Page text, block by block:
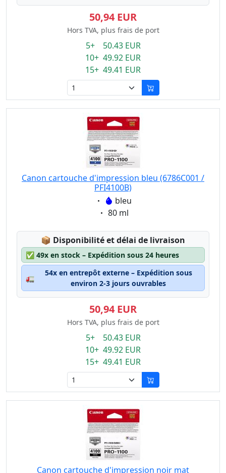
50,94 EUR
Hors TVA, plus frais de port
5+ 50.43 EUR
10+ 49.92 EUR
15+ 49.41 EUR
Canon cartouche d'impression bleu (6786C001 /
PFI4100B)
Eigenschaft:
bleu
Eigenschaft:
80 ml
📦 Lagerstatus:
Disponibilité et délai de livraison
✅ 49x en stock – Expédition sous 24 heures
🚛
54x en entrepôt externe – Expédition sous
environ 2-3 jours ouvrables
50,94 EUR
Hors TVA, plus frais de port
5+ 50.43 EUR
10+ 49.92 EUR
15+ 49.41 EUR
Canon cartouche d'impression noir mat